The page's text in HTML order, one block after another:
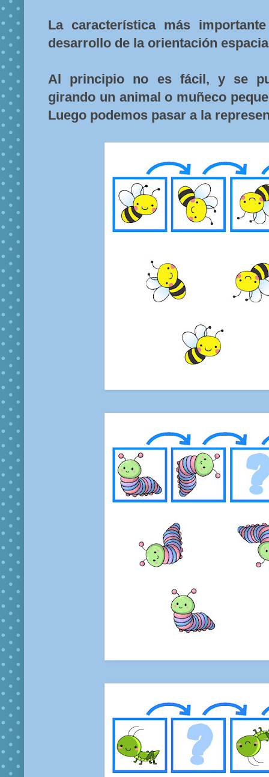
La característica más
desarrollo de la orientación
Al principio no es fácil, y se
girando un animal o muñeco
Luego podemos pasar a la